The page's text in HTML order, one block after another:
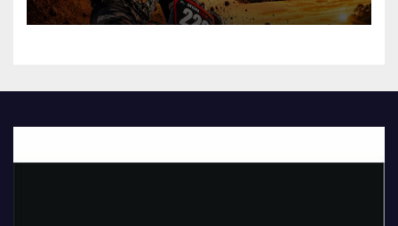
etapa do Campeonato Mato-